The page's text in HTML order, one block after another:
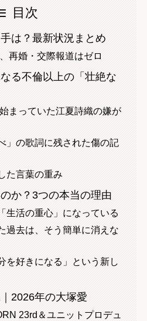
目次
は？最新状況まとめ
再婚・交際報道はゼロ
る不倫以上の「壮絶な
まっていた江夏詩織の嫌が
」の歌詞に残された傷の記
た言葉の重み
か？3つの本当の理由
生活の重心」になっている
過去は、そう簡単に消えな
を好きになる」という新し
2026年の大塚愛
23rd＆ユニットプロデュ